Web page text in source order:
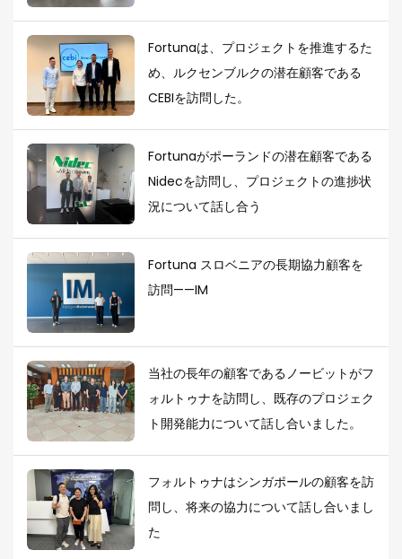
Fortunaは、プロジェクトを推進するた
め、ルクセンブルクの潜在顧客である
CEBIを訪問した。
Fortunaがポーランドの潜在顧客である
Nidecを訪問し、プロジェクトの進捗状
況について話し合う
Fortuna スロベニアの長期協力顧客を
訪問——IM
当社の長年の顧客であるノービットがフ
ォルトゥナを訪問し、既存のプロジェク
ト開発能力について話し合いました。
フォルトゥナはシンガポールの顧客を訪
問し、将来の協力について話し合いまし
た